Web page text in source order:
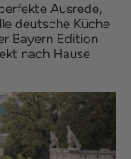
Ausrede,
deutsche Küche
Bayern Edition
nach Hause